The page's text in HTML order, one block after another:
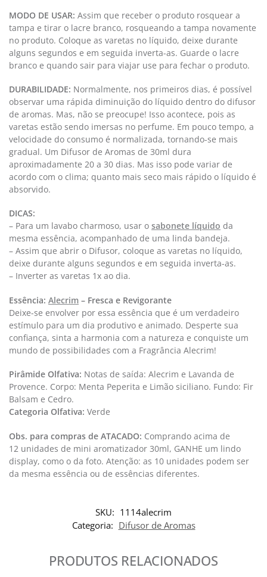
MODO DE USAR: Assim que receber o produto rosquear a
tampa e tirar o lacre branco, rosqueando a tampa novamente
no produto. Coloque as varetas no líquido, deixe durante
alguns segundos e em seguida inverta-as. Guarde o lacre
branco e quando sair para viajar use para fechar o produto.
DURABILIDADE: Normalmente, nos primeiros dias, é possível
observar uma rápida diminuição do líquido dentro do difusor
de aromas. Mas, não se preocupe! Isso acontece, pois as
varetas estão sendo imersas no perfume. Em pouco tempo, a
velocidade do consumo é normalizada, tornando-se mais
gradual. Um Difusor de Aromas de 30ml dura
aproximadamente 20 a 30 dias. Mas isso pode variar de
acordo com o clima; quanto mais seco mais rápido o líquido é
absorvido.
DICAS:
– Para um lavabo charmoso, usar o sabonete líquido da
mesma essência, acompanhado de uma linda bandeja.
– Assim que abrir o Difusor, coloque as varetas no líquido,
deixe durante alguns segundos e em seguida inverta-as.
– Inverter as varetas 1x ao dia.
Essência: Alecrim – Fresca e Revigorante
Deixe-se envolver por essa essência que é um verdadeiro
estímulo para um dia produtivo e animado. Desperte sua
confiança, sinta a harmonia com a natureza e conquiste um
mundo de possibilidades com a Fragrância Alecrim!
Pirâmide Olfativa: Notas de saída: Alecrim e Lavanda de
Provence. Corpo: Menta Peperita e Limão siciliano. Fundo: Fir
Balsam e Cedro.
Categoria Olfativa: ​ Verde
Obs. para compras de ATACADO: Comprando acima de
12 unidades de mini aromatizador 30ml, GANHE um lindo
display, como o da foto. Atenção: as 10 unidades podem ser
da mesma essência ou de essências diferentes.
SKU: 1114alecrim
Categoria: Difusor de Aromas
PRODUTOS RELACIONADOS